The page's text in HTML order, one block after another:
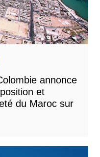
annonce
et
du Maroc sur